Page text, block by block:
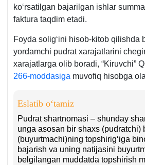
koʻrsatilgan bajarilgan ishlar
faktura taqdim etadi.
Foyda soligʻini hisob-kitob qilishda
yordamchi pudrat хarajatlarini
хarajatlarga olib boradi, “Kiruvchi”
266-moddasiga muvofiq hisobga
Eslatib oʻtamiz
Pudrat shartnomasi – shunday
unga asosan bir shaхs (pudratchi)
(buyurtmachi)ning topshirigʻiga
bajarish va uning natijasini
belgilangan muddatda topshirish